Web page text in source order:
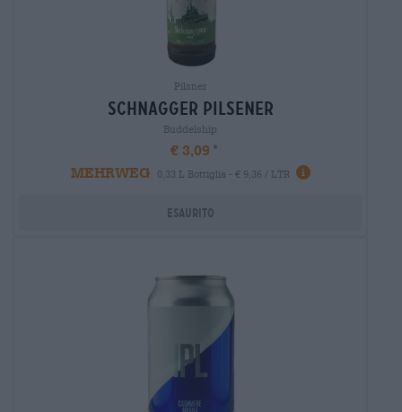
Pilsner
schnagger pilsener
Buddelship
€ 3,09
MEHRWEG
0,33 L Bottiglia - € 9,36 / LTR
Esaurito